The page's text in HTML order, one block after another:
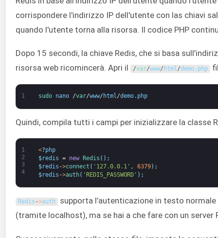
corrispondere l'indirizzo IP dell'utente con las chiavi
quando l'utente torna alla risorsa. Il codice PHP
Dopo 15 secondi, la chiave Redis, che si basa
risorsa web ricomincerà. Apri il
/var/www/ html/demo. php
1 sudo nano /var/www/ html /demo. php
Quindi, compila tutti i campi per inizializzare la classe
1
2
3
4
<?php
$redis = new Redis ( ) ;
$redis ->connect ( '127.0.0.1' , 6379) ;
$redis ->auth( 'REDIS_PASSWORD' ) ;
Redis ->auth supporta l’autenticazione in testo
(tramite localhost), ma se hai a che fare con un server